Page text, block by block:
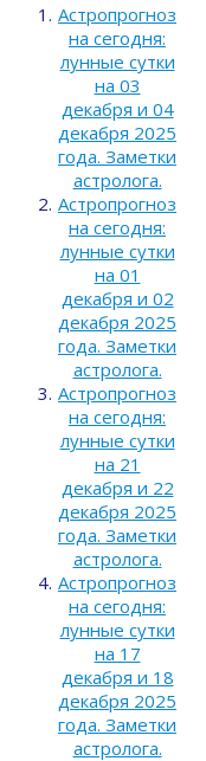
Астропрогноз
на сегодня:
лунные сутки
на 03
декабря и 04
декабря 2025
года. Заметки
астролога.
Астропрогноз
на сегодня:
лунные сутки
на 01
декабря и 02
декабря 2025
года. Заметки
астролога.
Астропрогноз
на сегодня:
лунные сутки
на 21
декабря и 22
декабря 2025
года. Заметки
астролога.
Астропрогноз
на сегодня:
лунные сутки
на 17
декабря и 18
декабря 2025
года. Заметки
астролога.